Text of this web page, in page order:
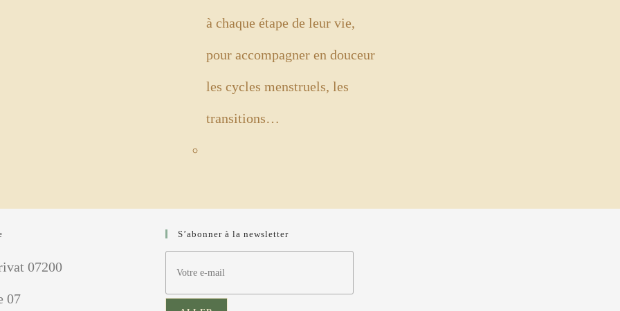
à chaque étape de leur vie,
pour accompagner en douceur
les cycles menstruels, les
transitions…
07200
07
S’abonner à la newsletter